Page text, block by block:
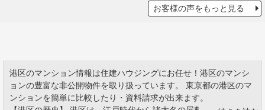
お客様の声をもっと見る
港区のマンション情報は住建ハウジングにお任せ！港区のマンシ
ョンの豊富な非公開物件を取り扱っています。 東京都の港区のマ
ンションを簡単に比較したり・資料請求が出来ます。